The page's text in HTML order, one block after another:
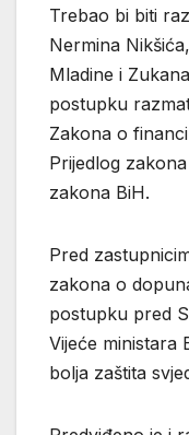
Trebao bi biti
Nermina
Mladine i
postupku
Zakona o
Prijedlog
zakona BiH.
Pred
zakona o
postupku pred
Vijeće ministara
bolja zaštita